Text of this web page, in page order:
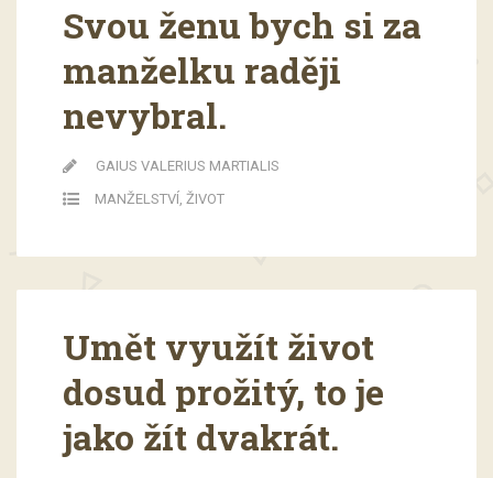
Svou ženu bych si za
manželku raději
nevybral.
GAIUS VALERIUS MARTIALIS
MANŽELSTVÍ, ŽIVOT
Umět využít život
dosud prožitý, to je
jako žít dvakrát.